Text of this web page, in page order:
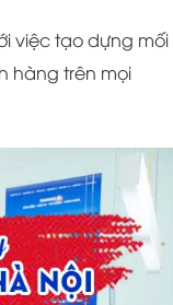
việc tạo dựng mối
hàng trên mọi